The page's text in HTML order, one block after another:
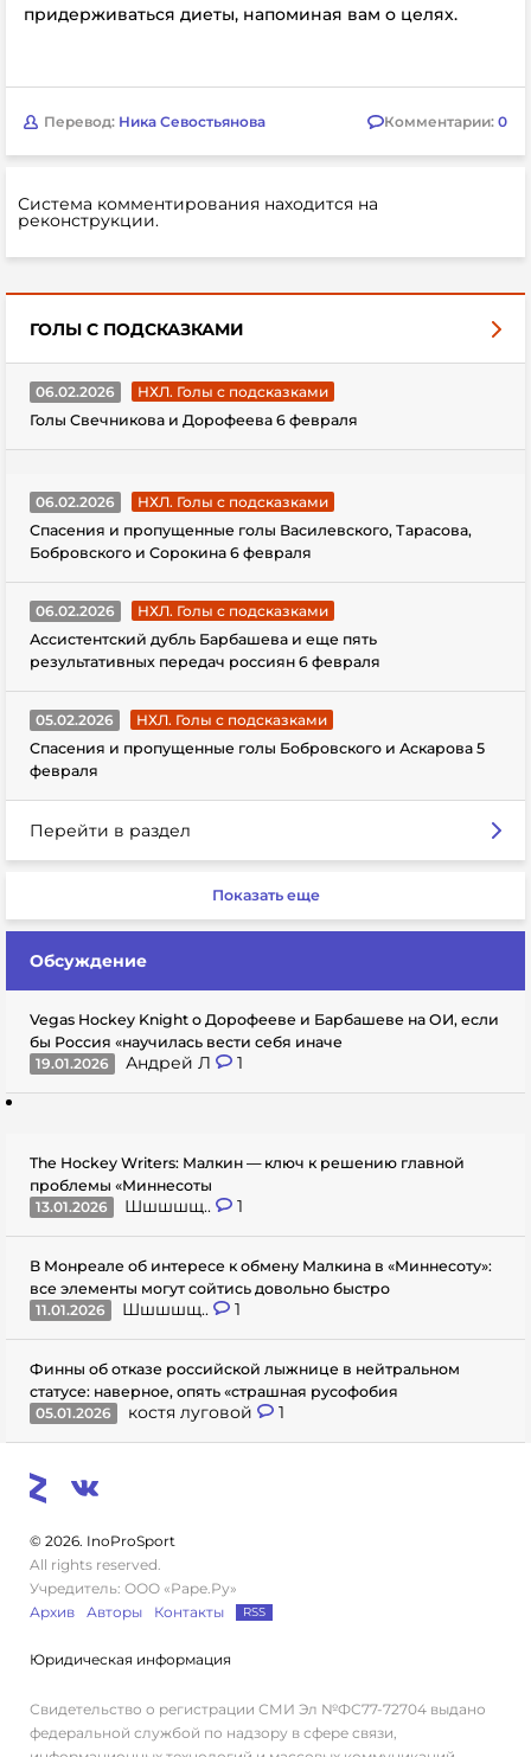
придерживаться диеты, напоминая вам о целях.
Перевод: Ника Севостьянова Комментарии: 0
Система комментирования находится на
реконструкции.
ГОЛЫ С ПОДСКАЗКАМИ
06.02.2026
НХЛ. Голы с подсказками
Голы Свечникова и Дорофеева 6 февраля
06.02.2026
НХЛ. Голы с подсказками
Спасения и пропущенные голы Василевского, Тарасова,
Бобровского и Сорокина 6 февраля
06.02.2026
НХЛ. Голы с подсказками
Ассистентский дубль Барбашева и еще пять
результативных передач россиян 6 февраля
05.02.2026
НХЛ. Голы с подсказками
Спасения и пропущенные голы Бобровского и Аскарова 5
февраля
Перейти в раздел
Показать еще
Обсуждение
Vegas Hockey Knight о Дорофееве и Барбашеве на ОИ, если
бы Россия «научилась вести себя иначе
19.01.2026
Андрей Л 1
The Hockey Writers: Малкин — ключ к решению главной
проблемы «Миннесоты
13.01.2026
Шшшшщ.. 1
В Монреале об интересе к обмену Малкина в «Миннесоту»:
все элементы могут сойтись довольно быстро
11.01.2026
Шшшшщ.. 1
Финны об отказе российской лыжнице в нейтральном
статусе: наверное, опять «страшная русофобия
05.01.2026
костя луговой 1
© 2026. InoProSport
All rights reserved.
Учредитель: ООО «Раре.Ру»
Архив
Авторы Контакты RSS
Юридическая информация
Свидетельство о регистрации СМИ Эл №ФС77-72704 выдано
федеральной службой по надзору в сфере связи,